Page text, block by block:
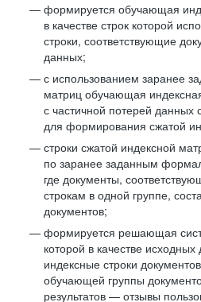
формируется обучающая
в качестве строк которой
строки, соответствующие
данных;
с использованием заранее
матриц обучающая
с частичной потерей
для формирования сжатой
строки сжатой индексной
по заранее заданным
где документы,
строкам в одной группе,
документов;
формируется решающая
которой в качестве
индексные строки
обучающей группы
результатов — отзывы